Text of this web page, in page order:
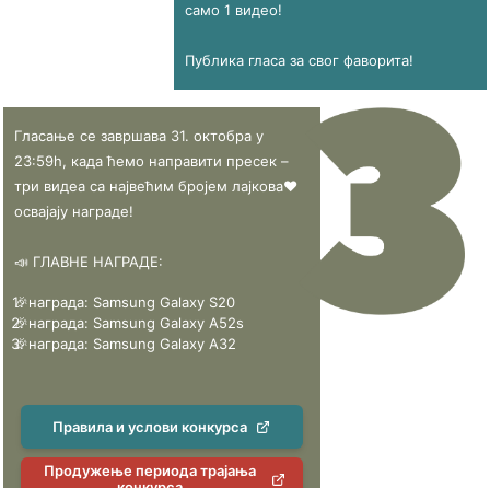
само 1 видео!
Публика гласа за свог фаворита!
Гласање се завршава 31. октобра у
23:59h, када ћемо направити пресек –
три видеа са највећим бројем лајкова❤
освајају награде!
📣 ГЛАВНЕ НАГРАДЕ:
🎉награда: Samsung Galaxy S20
🎉награда: Samsung Galaxy A52s
🎉награда: Samsung Galaxy A32
Правила и услови конкурса
Продужење периода трајања